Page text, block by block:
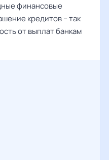
финансовые
кредитов – так
от выплат банкам